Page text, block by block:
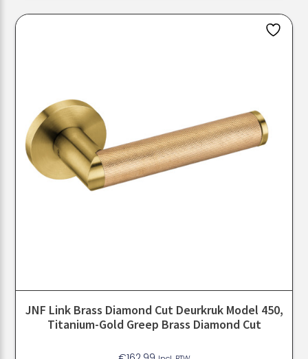
JNF Link Brass Diamond Cut Deurkruk Model 450,
Titanium-Gold Greep Brass Diamond Cut